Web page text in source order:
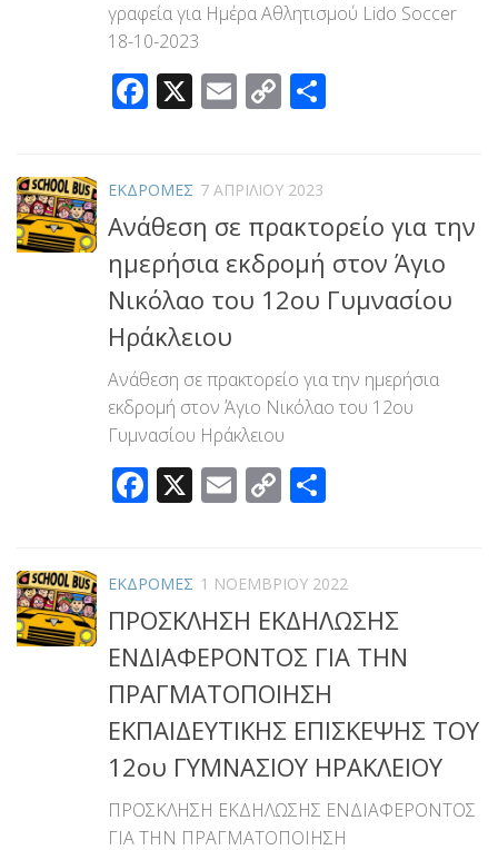
γραφεία για Ημέρα Αθλητισμού Lido Soccer
18-10-2023
Facebook
X Email
Copy
ΕΚΔΡΟΜΕΣ 7 ΑΠΡΙΛΊΟΥ 2023
Ανάθεση σε πρακτορείο για την
ημερήσια εκδρομή στον Άγιο
Νικόλαο του 12ου Γυμνασίου
Ηράκλειου
Ανάθεση σε πρακτορείο για την ημερήσια
εκδρομή στον Άγιο Νικόλαο του 12ου
Γυμνασίου Ηράκλειου
Facebook
X Email
Copy
ΕΚΔΡΟΜΕΣ 1 ΝΟΕΜΒΡΊΟΥ 2022
ΠΡΟΣΚΛΗΣΗ ΕΚΔΗΛΩΣΗΣ
ΕΝΔΙΑΦΕΡΟΝΤΟΣ ΓΙΑ ΤΗΝ
ΠΡΑΓΜΑΤΟΠΟΙΗΣΗ
ΕΚΠΑΙΔΕΥΤΙΚΗΣ ΕΠΙΣΚΕΨΗΣ ΤΟΥ
12ου ΓΥΜΝΑΣΙΟΥ ΗΡΑΚΛΕΙΟΥ
ΠΡΟΣΚΛΗΣΗ ΕΚΔΗΛΩΣΗΣ ΕΝΔΙΑΦΕΡΟΝΤΟΣ
ΓΙΑ ΤΗΝ ΠΡΑΓΜΑΤΟΠΟΙΗΣΗ